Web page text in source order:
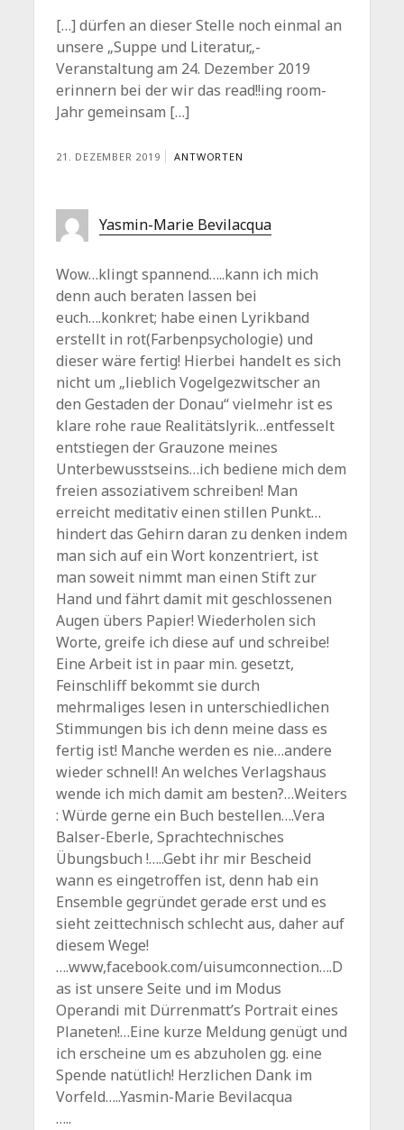
[…] dürfen an dieser Stelle noch einmal an
unsere „Suppe und Literatur„-
Veranstaltung am 24. Dezember 2019
erinnern bei der wir das read!!ing room-
Jahr gemeinsam […]
21. DEZEMBER 2019 ANTWORTEN
Yasmin-Marie Bevilacqua
Wow…klingt spannend…..kann ich mich
denn auch beraten lassen bei
euch….konkret; habe einen Lyrikband
erstellt in rot(Farbenpsychologie) und
dieser wäre fertig! Hierbei handelt es sich
nicht um „lieblich Vogelgezwitscher an
den Gestaden der Donau“ vielmehr ist es
klare rohe raue Realitätslyrik…entfesselt
entstiegen der Grauzone meines
Unterbewusstseins…ich bediene mich dem
freien assoziativem schreiben! Man
erreicht meditativ einen stillen Punkt…
hindert das Gehirn daran zu denken indem
man sich auf ein Wort konzentriert, ist
man soweit nimmt man einen Stift zur
Hand und fährt damit mit geschlossenen
Augen übers Papier! Wiederholen sich
Worte, greife ich diese auf und schreibe!
Eine Arbeit ist in paar min. gesetzt,
Feinschliff bekommt sie durch
mehrmaliges lesen in unterschiedlichen
Stimmungen bis ich denn meine dass es
fertig ist! Manche werden es nie…andere
wieder schnell! An welches Verlagshaus
wende ich mich damit am besten?…Weiters
: Würde gerne ein Buch bestellen….Vera
Balser-Eberle, Sprachtechnisches
Übungsbuch !…..Gebt ihr mir Bescheid
wann es eingetroffen ist, denn hab ein
Ensemble gegründet gerade erst und es
sieht zeittechnisch schlecht aus, daher auf
diesem Wege!
….www,facebook.com/uisumconnection….D
as ist unsere Seite und im Modus
Operandi mit Dürrenmatt’s Portrait eines
Planeten!…Eine kurze Meldung genügt und
ich erscheine um es abzuholen gg. eine
Spende natütlich! Herzlichen Dank im
Vorfeld…..Yasmin-Marie Bevilacqua
…..